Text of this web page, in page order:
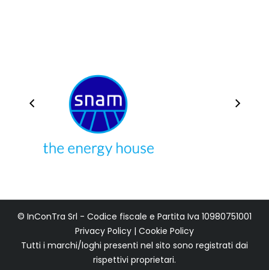
© InConTra Srl - Codice fiscale e Partita Iva 10980751001
Privacy Policy | Cookie Policy
Tutti i marchi/loghi presenti nel sito sono registrati dai
rispettivi proprietari.